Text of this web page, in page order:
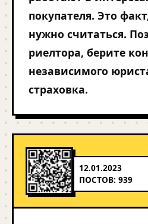
покупателя. Это
нужно считаться.
риелтора, берите
независимого
страховка.
12.01.2023
ПОСТОВ: 939